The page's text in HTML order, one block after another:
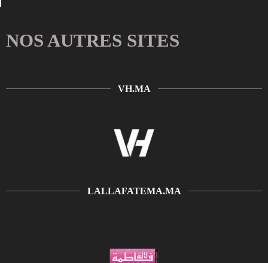
NOS AUTRES SITES
VH.MA
LALLAFATEMA.MA